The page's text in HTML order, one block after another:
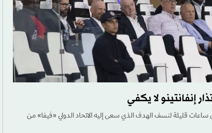
إنفانتينو لا يكفي
ساعات قليلة لنسف الهدف الذي سعى إليه الاتحاد الدولي «فيفا» من